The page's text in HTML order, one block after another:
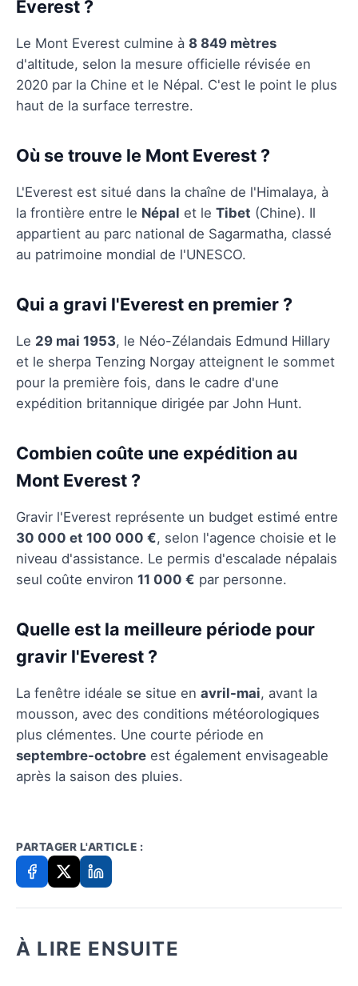
Everest ?
Le Mont Everest culmine à 8 849 mètres
d'altitude, selon la mesure officielle révisée en
2020 par la Chine et le Népal. C'est le point le plus
haut de la surface terrestre.
Où se trouve le Mont Everest ?
L'Everest est situé dans la chaîne de l'Himalaya, à
la frontière entre le Népal et le Tibet (Chine). Il
appartient au parc national de Sagarmatha, classé
au patrimoine mondial de l'UNESCO.
Qui a gravi l'Everest en premier ?
Le 29 mai 1953, le Néo-Zélandais Edmund Hillary
et le sherpa Tenzing Norgay atteignent le sommet
pour la première fois, dans le cadre d'une
expédition britannique dirigée par John Hunt.
Combien coûte une expédition au
Mont Everest ?
Gravir l'Everest représente un budget estimé entre
30 000 et 100 000 €, selon l'agence choisie et le
niveau d'assistance. Le permis d'escalade népalais
seul coûte environ 11 000 € par personne.
Quelle est la meilleure période pour
gravir l'Everest ?
La fenêtre idéale se situe en avril-mai, avant la
mousson, avec des conditions météorologiques
plus clémentes. Une courte période en
septembre-octobre est également envisageable
après la saison des pluies.
PARTAGER L'ARTICLE :
À LIRE ENSUITE